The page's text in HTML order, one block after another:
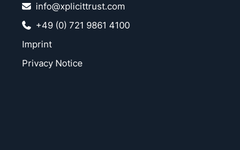
info@xplicittrust.com
+49 (0) 721 9861 4100
Imprint
Privacy Notice